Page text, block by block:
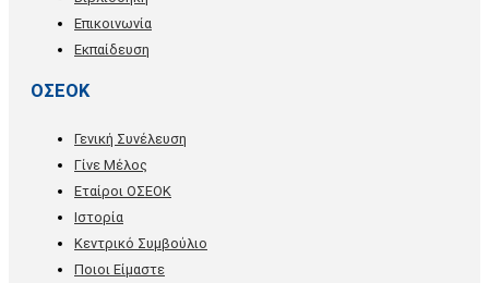
Επικοινωνία
Εκπαίδευση
ΟΣΕΟΚ
Γενική Συνέλευση
Γίνε Μέλος
Εταίροι ΟΣΕΟΚ
Ιστορία
Κεντρικό Συμβούλιο
Ποιοι Είμαστε